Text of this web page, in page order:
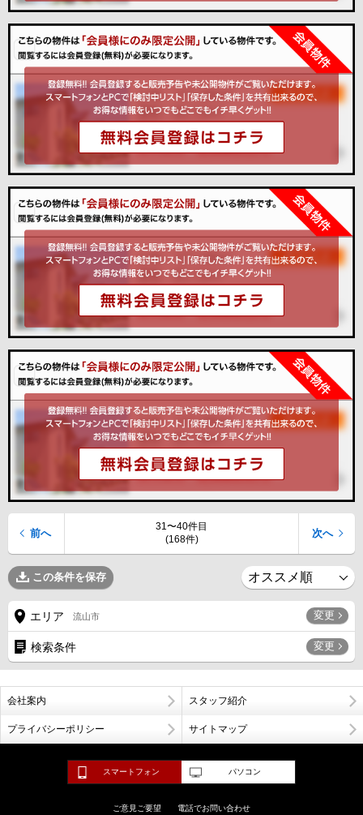
31〜40件目
(168件)
前へ 次へ
この条件を保存
エリア 流山市 変更
検索条件 変更
会社案内 スタッフ紹介
プライバシーポリシー サイトマップ
スマートフォン パソコン
ご意見ご要望 電話でお問い合わせ